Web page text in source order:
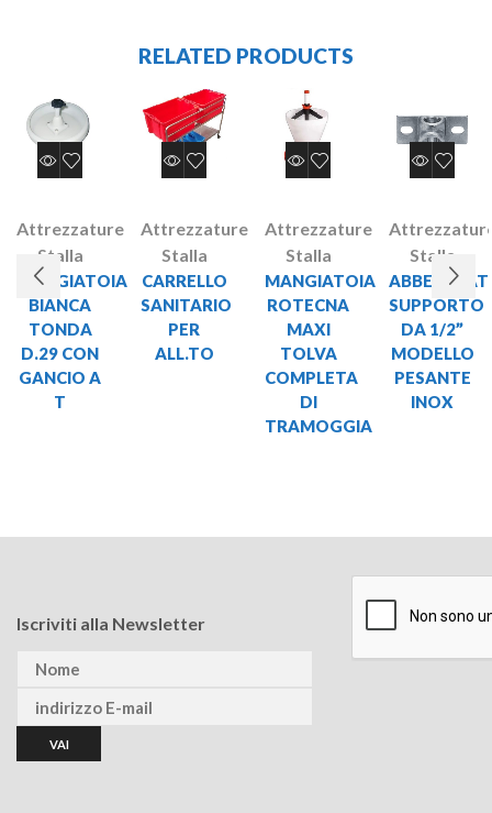
RELATED PRODUCTS
Attrezzature
Stalla
MANGIATOIA
BIANCA
TONDA
D.29 CON
GANCIO A
T
Attrezzature
Stalla
CARRELLO
SANITARIO
PER
ALL.TO
Attrezzature
Stalla
MANGIATOIA
ROTECNA
MAXI
TOLVA
COMPLETA
DI
TRAMOGGIA
Stalla
SUPPORTO
DA 1/2”
MODELLO
PESANTE
INOX
Iscriviti alla Newsletter